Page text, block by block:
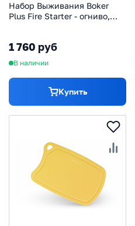
Набор Выживания Boker
Plus Fire Starter - огниво,
1 760 руб
В наличии
Купить